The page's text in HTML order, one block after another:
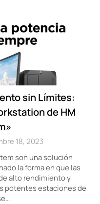
sin Límites:
de HM
18, 2023
son una solución
la forma en que las
alto rendimiento y
potentes estaciones de